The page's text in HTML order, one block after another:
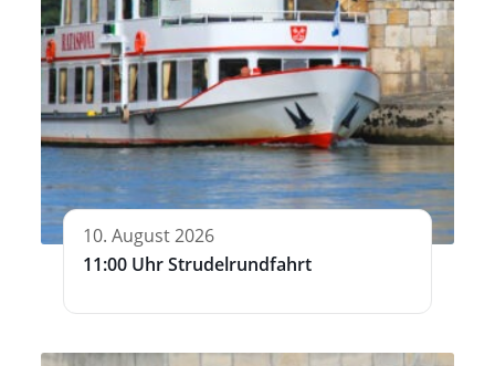
10. August 2026
11:00 Uhr Strudelrundfahrt